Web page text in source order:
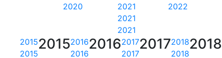
2022
2021
2021
2021
2020
2018
2018
2018
2017
2017
2017
2016
2016
2016
2015
2015
2015